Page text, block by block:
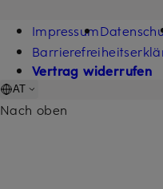
Impressum
Vertrag widerrufen
AT
Nach oben